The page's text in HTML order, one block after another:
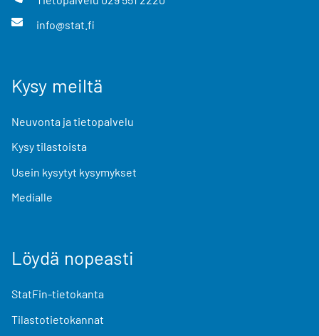
info@stat.fi
Kysy meiltä
Neuvonta ja tietopalvelu
Kysy tilastoista
Usein kysytyt kysymykset
Medialle
Löydä nopeasti
StatFin-tietokanta
Tilastotietokannat